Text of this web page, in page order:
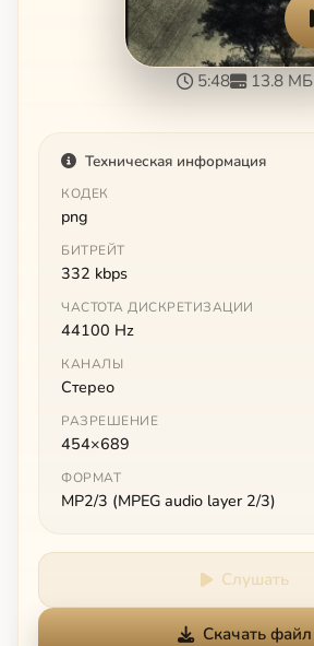
5:48 13.8 МБ
Техническая информация
КОДЕК
png
БИТРЕЙТ
332 kbps
ЧАСТОТА ДИСКРЕТИЗАЦИИ
44100 Hz
КАНАЛЫ
Стерео
РАЗРЕШЕНИЕ
454×689
ФОРМАТ
MP2/3 (MPEG audio layer 2/3)
Слушать
Скачать файл